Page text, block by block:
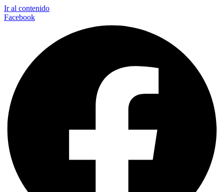
Ir al contenido
Facebook